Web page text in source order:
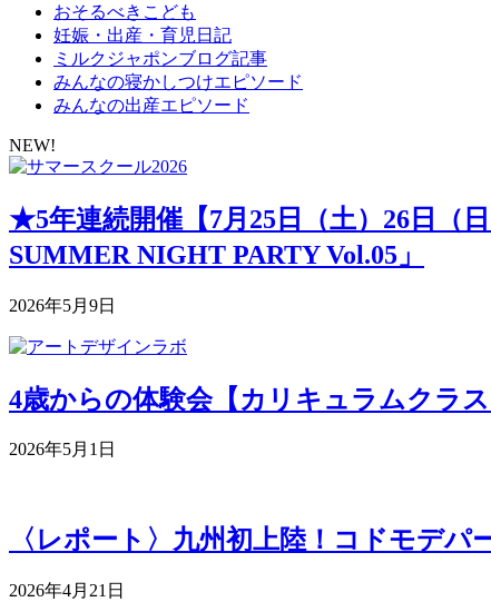
おそるべきこども
妊娠・出産・育児日記
ミルクジャポンブログ記事
みんなの寝かしつけエピソード
みんなの出産エピソード
NEW!
★5年連続開催【7月25日（土）26日（
SUMMER NIGHT PARTY Vol.05」
2026年5月9日
4歳からの体験会【カリキュラムクラス
2026年5月1日
〈レポート〉九州初上陸！コドモデパ
2026年4月21日